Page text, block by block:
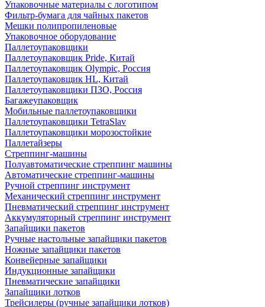
Упаковочные материалы с логотипом
Фильтр-бумага для чайных пакетов
Мешки полипропиленовые
Упаковочное оборудование
Паллетоупаковщики
Паллетоупаковщик Pride, Китай
Паллетоупаковщик Olympic, Россия
Паллетоупаковщик HL, Китай
Паллетоупаковщики ПЗО, Россия
Багажеупаковщик
Мобильные паллетоупаковщики
Паллетоупаковщики TetraSlav
Паллетоупаковщики морозостойкие
Паллетайзеры
Стреппинг-машины
Полуавтоматические стреппинг машины
Автоматические стреппинг-машины
Ручной стреппинг инструмент
Механический стреппинг инструмент
Пневматический стреппинг инструмент
Аккумуляторный стреппинг инструмент
Запайщики пакетов
Ручные настольные запайщики пакетов
Ножные запайщики пакетов
Конвейерные запайщики
Индукционные запайщики
Пневматические запайщики
Запайщики лотков
Трейсилеры (ручные запайщики лотков)